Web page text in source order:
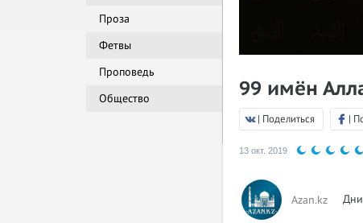
Проза
Фетвы
Проповедь
Общество
99 имён
| Поделиться |
13 окт. 2019
Azan.kz